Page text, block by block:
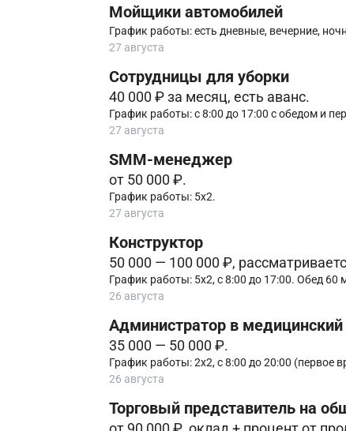
Мойщики автомобилей
График работы: есть дневные, вечерние,
27 августа
Сотрудницы для уборки
40 000 ₽ за месяц, есть аванс.
График работы: с 8:00 до 17:00 с обедом и
27 августа
SMM-менеджер
от 50 000 ₽.
График работы: 5х2.
27 августа
Конструктор
50 000 — 100 000 ₽,
График работы: 5х2, с 8:00 до 17:00. Обед 60
26 августа
Администратор в медицинский
35 000 — 50 000 ₽.
График работы: 2х2, с 8:00 до 20:00 (первое
26 августа
Торговый представитель на